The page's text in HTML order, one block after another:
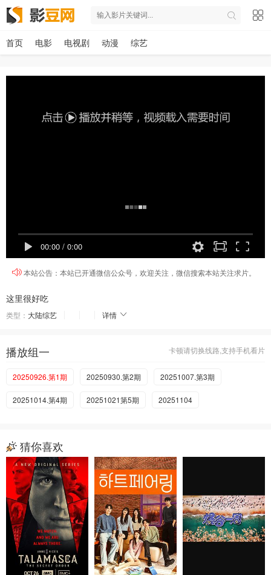
首页 电影 电视剧 动漫 综艺
00:00 / 0:00
本站公告：本站已开通微信公众号，欢迎关注，微信搜索本站关注求片。
这里很好吃
类型： 大陆综艺 详情
卡顿请切换线路,支持手机看片
播放组一
20250926.第1期 20250930.第2期 20251007.第3期
20251014.第4期 20251021第5期 20251104
猜你喜欢